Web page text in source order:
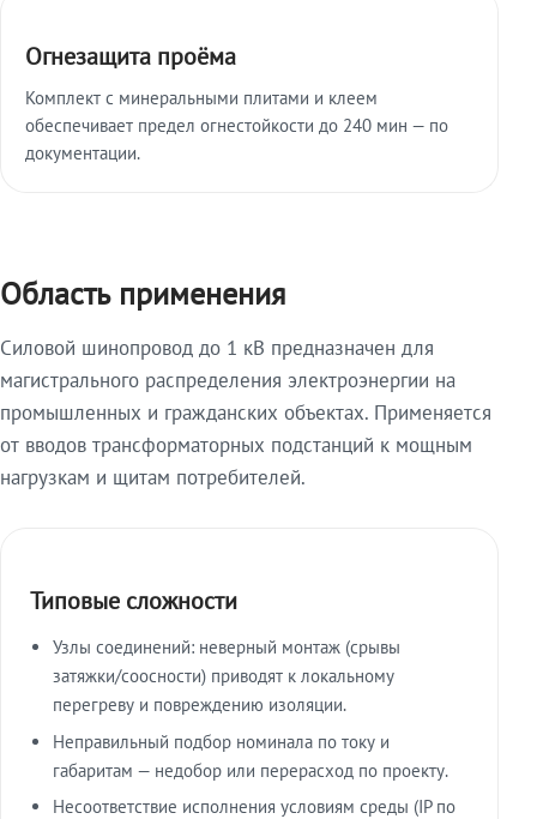
Огнезащита проёма
Комплект с минеральными плитами и клеем
обеспечивает предел огнестойкости до 240 мин — по
документации.
Область применения
Силовой шинопровод до 1 кВ предназначен для
магистрального распределения электроэнергии на
промышленных и гражданских объектах. Применяется
от вводов трансформаторных подстанций к мощным
нагрузкам и щитам потребителей.
Типовые сложности
Узлы соединений: неверный монтаж (срывы
затяжки/соосности) приводят к локальному
перегреву и повреждению изоляции.
Неправильный подбор номинала по току и
габаритам — недобор или перерасход по проекту.
Несоответствие исполнения условиям среды (IP по